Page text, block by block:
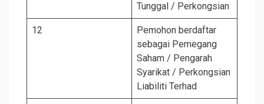
Tunggal / Perkongsian
12
Pemohon berdaftar
sebagai Pemegang
Saham / Pengarah
Syarikat / Perkongsian
Liabiliti Terhad